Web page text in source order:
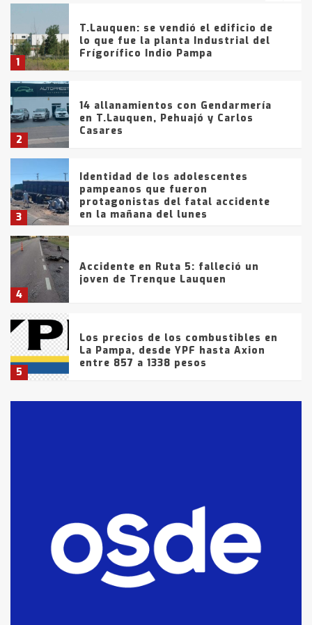
1
T.Lauquen: se vendió el edificio de
lo que fue la planta Industrial del
Frígorífico Indio Pampa
2
14 allanamientos con Gendarmería
en T.Lauquen, Pehuajó y Carlos
Casares
3
Identidad de los adolescentes
pampeanos que fueron
protagonistas del fatal accidente
en la mañana del lunes
4
Accidente en Ruta 5: falleció un
joven de Trenque Lauquen
5
Los precios de los combustibles en
La Pampa, desde YPF hasta Axion
entre 857 a 1338 pesos
fueron detenidos por
comercialización de drogas en la
tarde del sábado
T.Lauquen: se vendió el edificio de
lo que fue la planta Industrial del